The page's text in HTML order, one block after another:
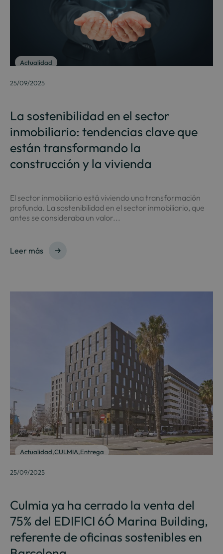
Actualidad
25/09/2025
La sostenibilidad en el sector
inmobiliario: tendencias clave que
están transformando la
construcción y la vivienda
El sector inmobiliario está viviendo una transformación
profunda. La sostenibilidad en el sector inmobiliario, que
antes se consideraba un valor...
Leer más
Actualidad,CULMIA,Entrega
25/09/2025
Culmia ya ha cerrado la venta del
75% del EDIFICI 6Ó Marina Building,
referente de oficinas sostenibles en